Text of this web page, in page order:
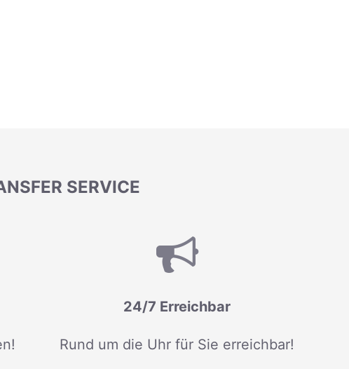
SERVICE
24/7 Erreichbar
Rund um die Uhr für Sie erreichbar!